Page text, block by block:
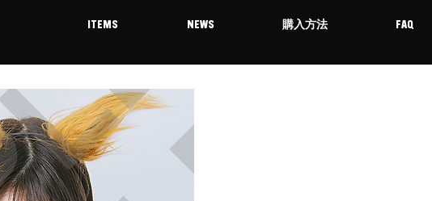
ITEMS NEWS 購入方法 FAQ